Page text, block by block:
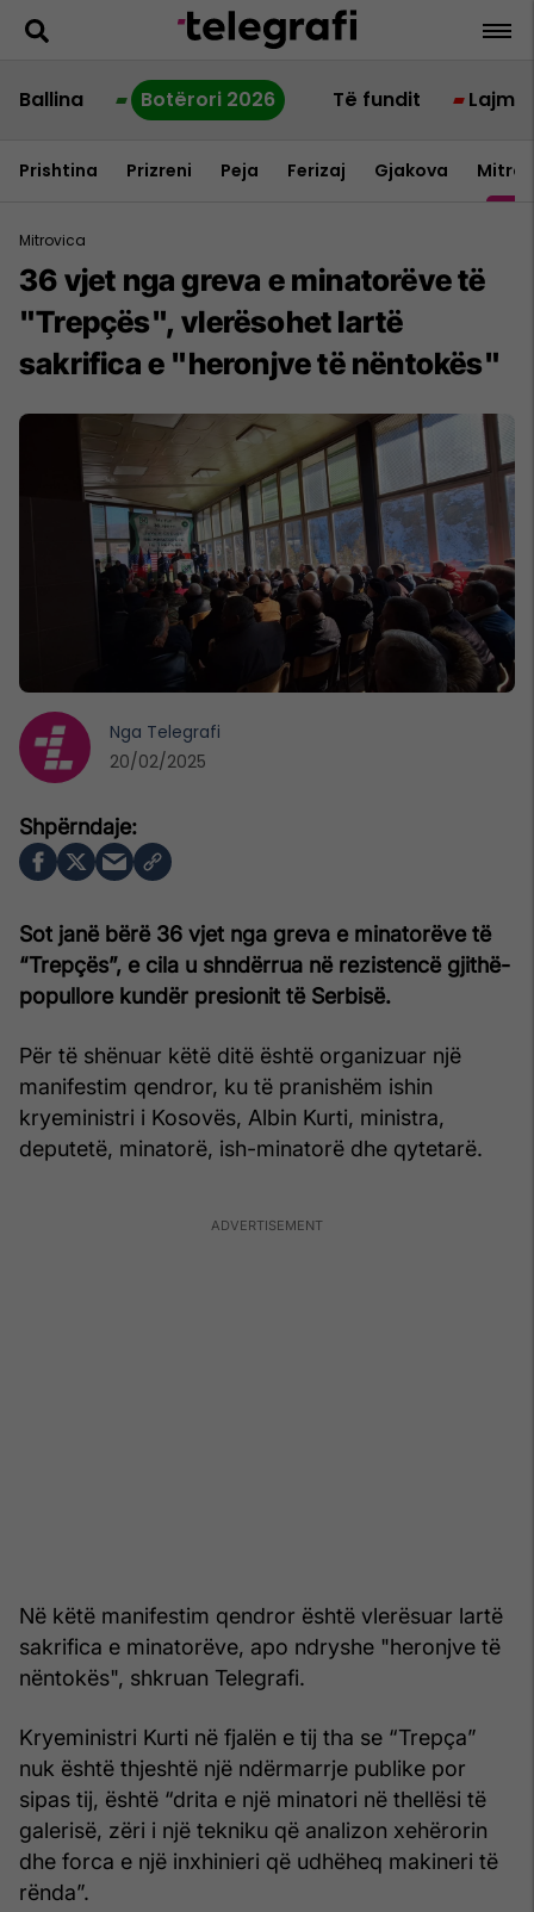
Ballina Botërori 2026 Të fundit Lajme
Prishtina Prizreni Peja Ferizaj Gjakova
Mitrovica
36 vjet nga greva e minatorëve të
"Trepçës", vlerësohet lartë
sakrifica e "heronjve të nëntokës"
Sot janë bërë 36 vjet nga greva e minatorëve të
“Trepçës”, e cila u shndërrua në rezistencë gjithë-
popullore kundër presionit të Serbisë.
Për të shënuar këtë ditë është organizuar një
manifestim qendror, ku të pranishëm ishin
kryeministri i Kosovës, Albin Kurti, ministra,
deputetë, minatorë, ish-minatorë dhe qytetarë.
Në këtë manifestim qendror është vlerësuar lartë
sakrifica e minatorëve, apo ndryshe "heronjve të
nëntokës", shkruan Telegrafi.
Kryeministri Kurti në fjalën e tij tha se “Trepça”
nuk është thjeshtë një ndërmarrje publike por
sipas tij, është “drita e një minatori në thellësi të
galerisë, zëri i një tekniku që analizon xehërorin
dhe forca e një inxhinieri që udhëheq makineri të
rënda”.
Nga Telegrafi
20/02/2025